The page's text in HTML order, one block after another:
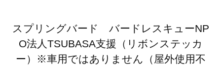
スプリングバード バードレスキューNP
O法人TSUBASA支援（リボンステッカ
ー）※車用ではありません（屋外使用不